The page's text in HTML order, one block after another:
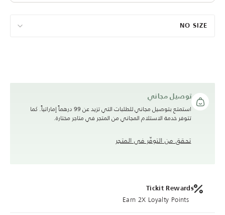
NO SIZE
توصيل مجاني
استمتع بتوصيل مجاني للطلبات التي تزيد عن 99 درهماً إماراتياً. كما
تتوفر خدمة الاستلام المجاني من المتجر في متاجر مختارة.
تحقق من التوفّر في المتجر
Tickit Rewards
Earn 2X Loyalty Points